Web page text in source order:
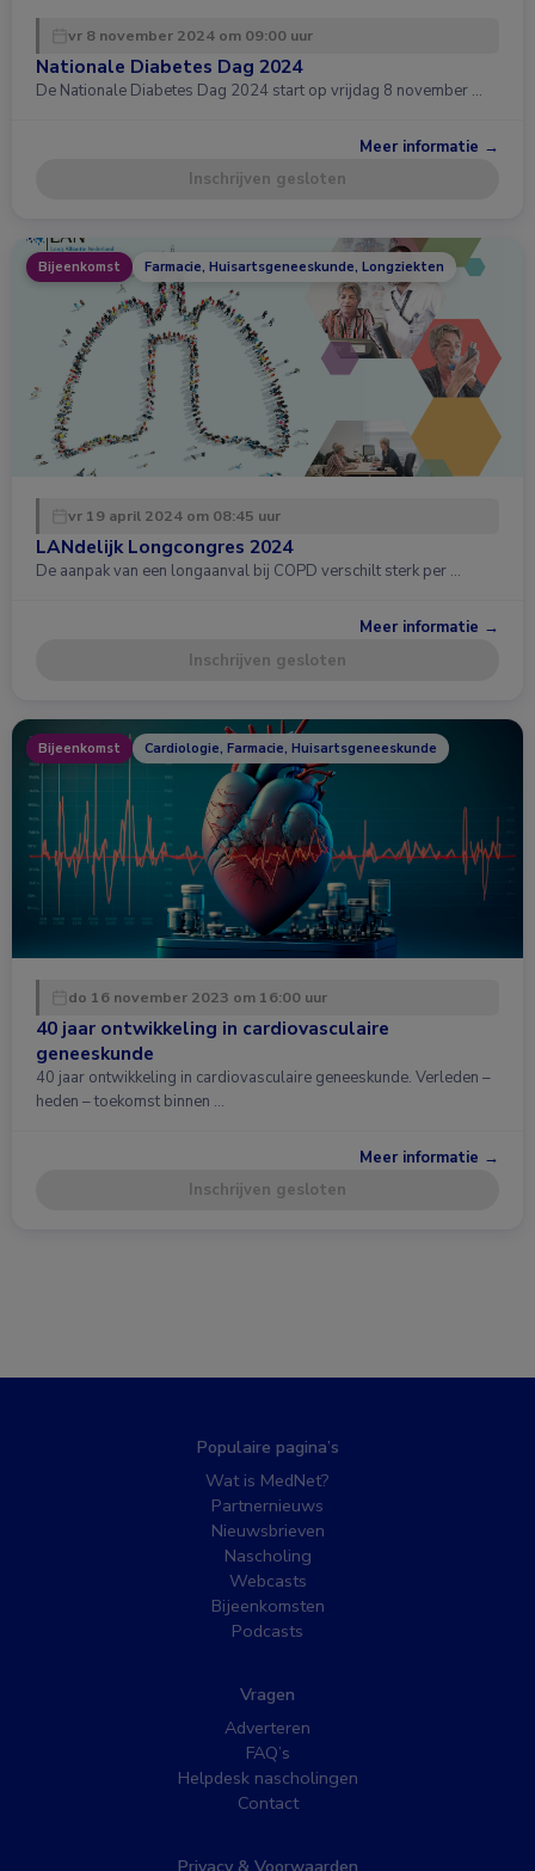
vr 8 november 2024 om 09:00 uur
Nationale Diabetes Dag 2024
De Nationale Diabetes Dag 2024 start op vrijdag 8 november …
Meer informatie →
Inschrijven gesloten
Bijeenkomst Farmacie, Huisartsgeneeskunde, Longziekten
vr 19 april 2024 om 08:45 uur
LANdelijk Longcongres 2024
De aanpak van een longaanval bij COPD verschilt sterk per …
Meer informatie →
Inschrijven gesloten
Bijeenkomst Cardiologie, Farmacie, Huisartsgeneeskunde
do 16 november 2023 om 16:00 uur
40 jaar ontwikkeling in cardiovasculaire
geneeskunde
40 jaar ontwikkeling in cardiovasculaire geneeskunde. Verleden –
heden – toekomst binnen …
Meer informatie →
Inschrijven gesloten
Populaire pagina’s
Wat is MedNet?
Partnernieuws
Nieuwsbrieven
Nascholing
Webcasts
Bijeenkomsten
Podcasts
Vragen
Adverteren
FAQ’s
Helpdesk nascholingen
Contact